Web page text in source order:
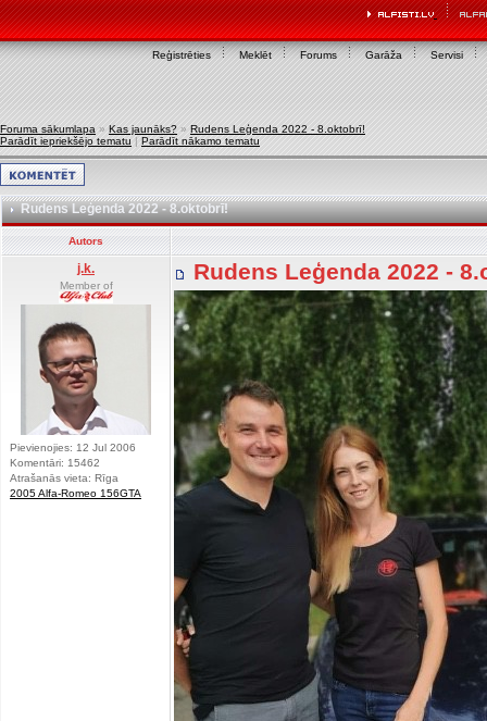
Reģistrēties Meklēt Forums Garāža Servisi
Foruma sākumlapa » Kas jaunāks? » Rudens Leģenda 2022 - 8.oktobrī!
Parādīt iepriekšējo tematu | Parādīt nākamo tematu
Rudens Leģenda 2022 - 8.oktobrī!
Autors
j.k.
Member of
Pievienojies: 12 Jul 2006
Komentāri: 15462
Atrašanās vieta: Rīga
2005 Alfa-Romeo 156GTA
Rudens Leģenda 2022 -